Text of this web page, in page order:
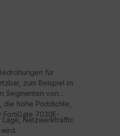
für
zum Beispiel im
Segmenten von
die hohe Portdichte,
7030E-
Lage, Netzwerktraffic